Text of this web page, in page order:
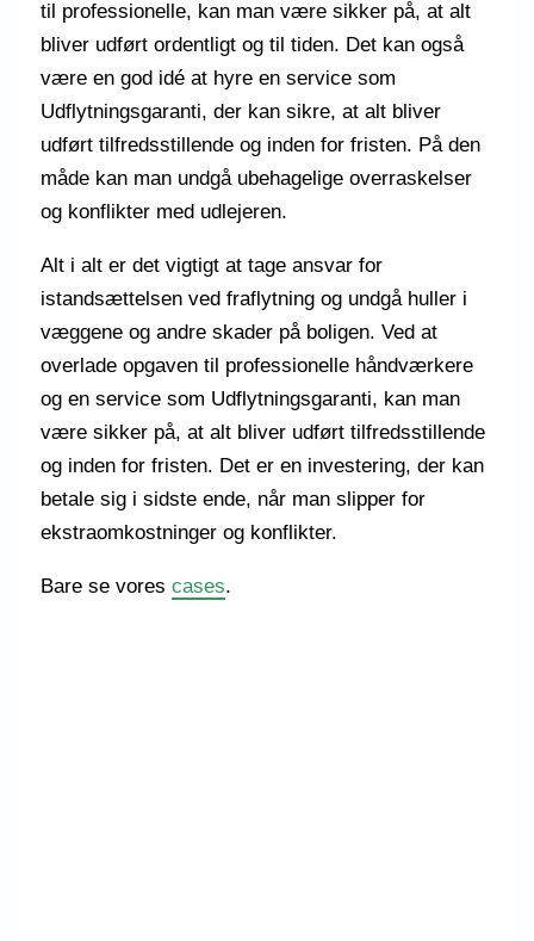
til professionelle, kan man være sikker på, at alt
bliver udført ordentligt og til tiden. Det kan også
være en god idé at hyre en service som
Udflytningsgaranti, der kan sikre, at alt bliver
udført tilfredsstillende og inden for fristen. På den
måde kan man undgå ubehagelige overraskelser
og konflikter med udlejeren.
Alt i alt er det vigtigt at tage ansvar for
istandsættelsen ved fraflytning og undgå huller i
væggene og andre skader på boligen. Ved at
overlade opgaven til professionelle håndværkere
og en service som Udflytningsgaranti, kan man
være sikker på, at alt bliver udført tilfredsstillende
og inden for fristen. Det er en investering, der kan
betale sig i sidste ende, når man slipper for
ekstraomkostninger og konflikter.
Bare se vorescases.